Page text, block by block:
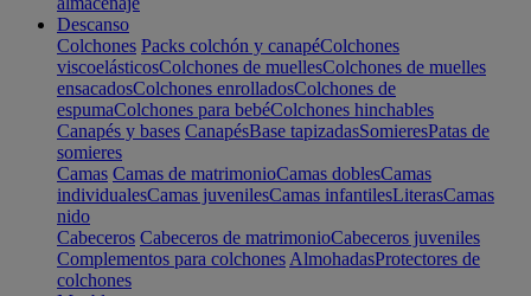
Descanso
Colchones Packs colchón y canapéColchones
viscoelásticosColchones de muellesColchones de muelles
ensacadosColchones enrolladosColchones de
espumaColchones para bebéColchones hinchables
Canapés y bases CanapésBase tapizadasSomieresPatas de
somieres
Camas Camas de matrimonioCamas doblesCamas
individualesCamas juvenilesCamas infantilesLiterasCamas
nido
Cabeceros Cabeceros de matrimonioCabeceros juveniles
Complementos para colchones AlmohadasProtectores de
colchones